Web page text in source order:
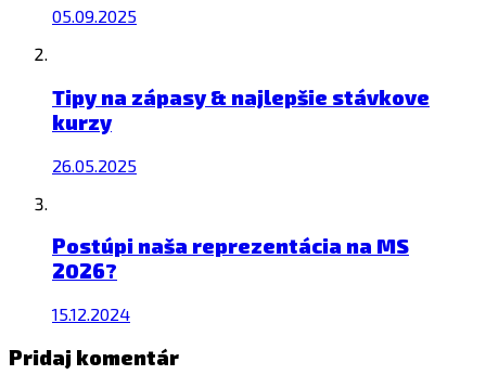
05.09.2025
Tipy na zápasy & najlepšie stávkove
kurzy
26.05.2025
Postúpi naša reprezentácia na MS
2026?
15.12.2024
Pridaj komentár